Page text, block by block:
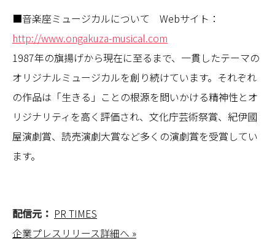
■音楽座ミュージカルについて Webサイト：
http://www.ongakuza-musical.com
1987年の旗揚げから現在に至るまで、一貫したテーマの
オリジナルミュージカルを創り続けています。それぞれ
の作品は「生きる」ことの根源を問いかける精神性とオ
リジナリティを高く評価され、文化庁芸術祭賞、紀伊國
屋演劇賞、読売演劇大賞など多くの演劇賞を受賞してい
ます。
配信元： PR TIMES
企業プレスリリース詳細へ »